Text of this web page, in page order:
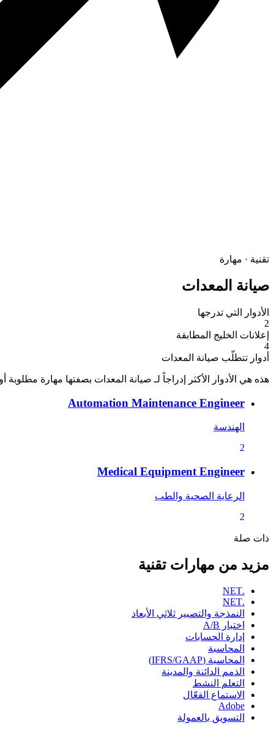
تقنية · مهارة
صيانة المعدات
الأدوار التي تدرجها
2
إعلانات الخليج المطابقة
4
أدوار تتطلّب صيانة المعدات
هذه هي الأدوار الأكثر إدراجاً لـ صيانة المعدات بصفتها مهارة
Automation Maintenance Engineer
الهندسة
2
Medical Equipment Engineer
الرعاية الصحية والطب
2
ذات صلة
مزيد من مهارات تقنية
.NET
.NET
النمذجة والتصيير ثلاثي الأبعاد
اختبار A/B
إدارة الحسابات
المحاسبة
المحاسبة (IFRS/GAAP)
الذمم الدائنة والمدينة
التعلم النشط
الاستماع الفعّال
Adobe
التسويق بالعمولة